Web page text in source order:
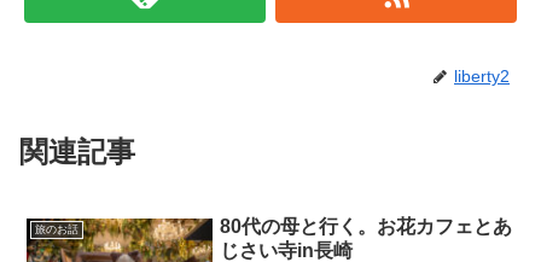
liberty2
関連記事
旅のお話
80代の母と行く。お花カフェとあ
じさい寺in長崎